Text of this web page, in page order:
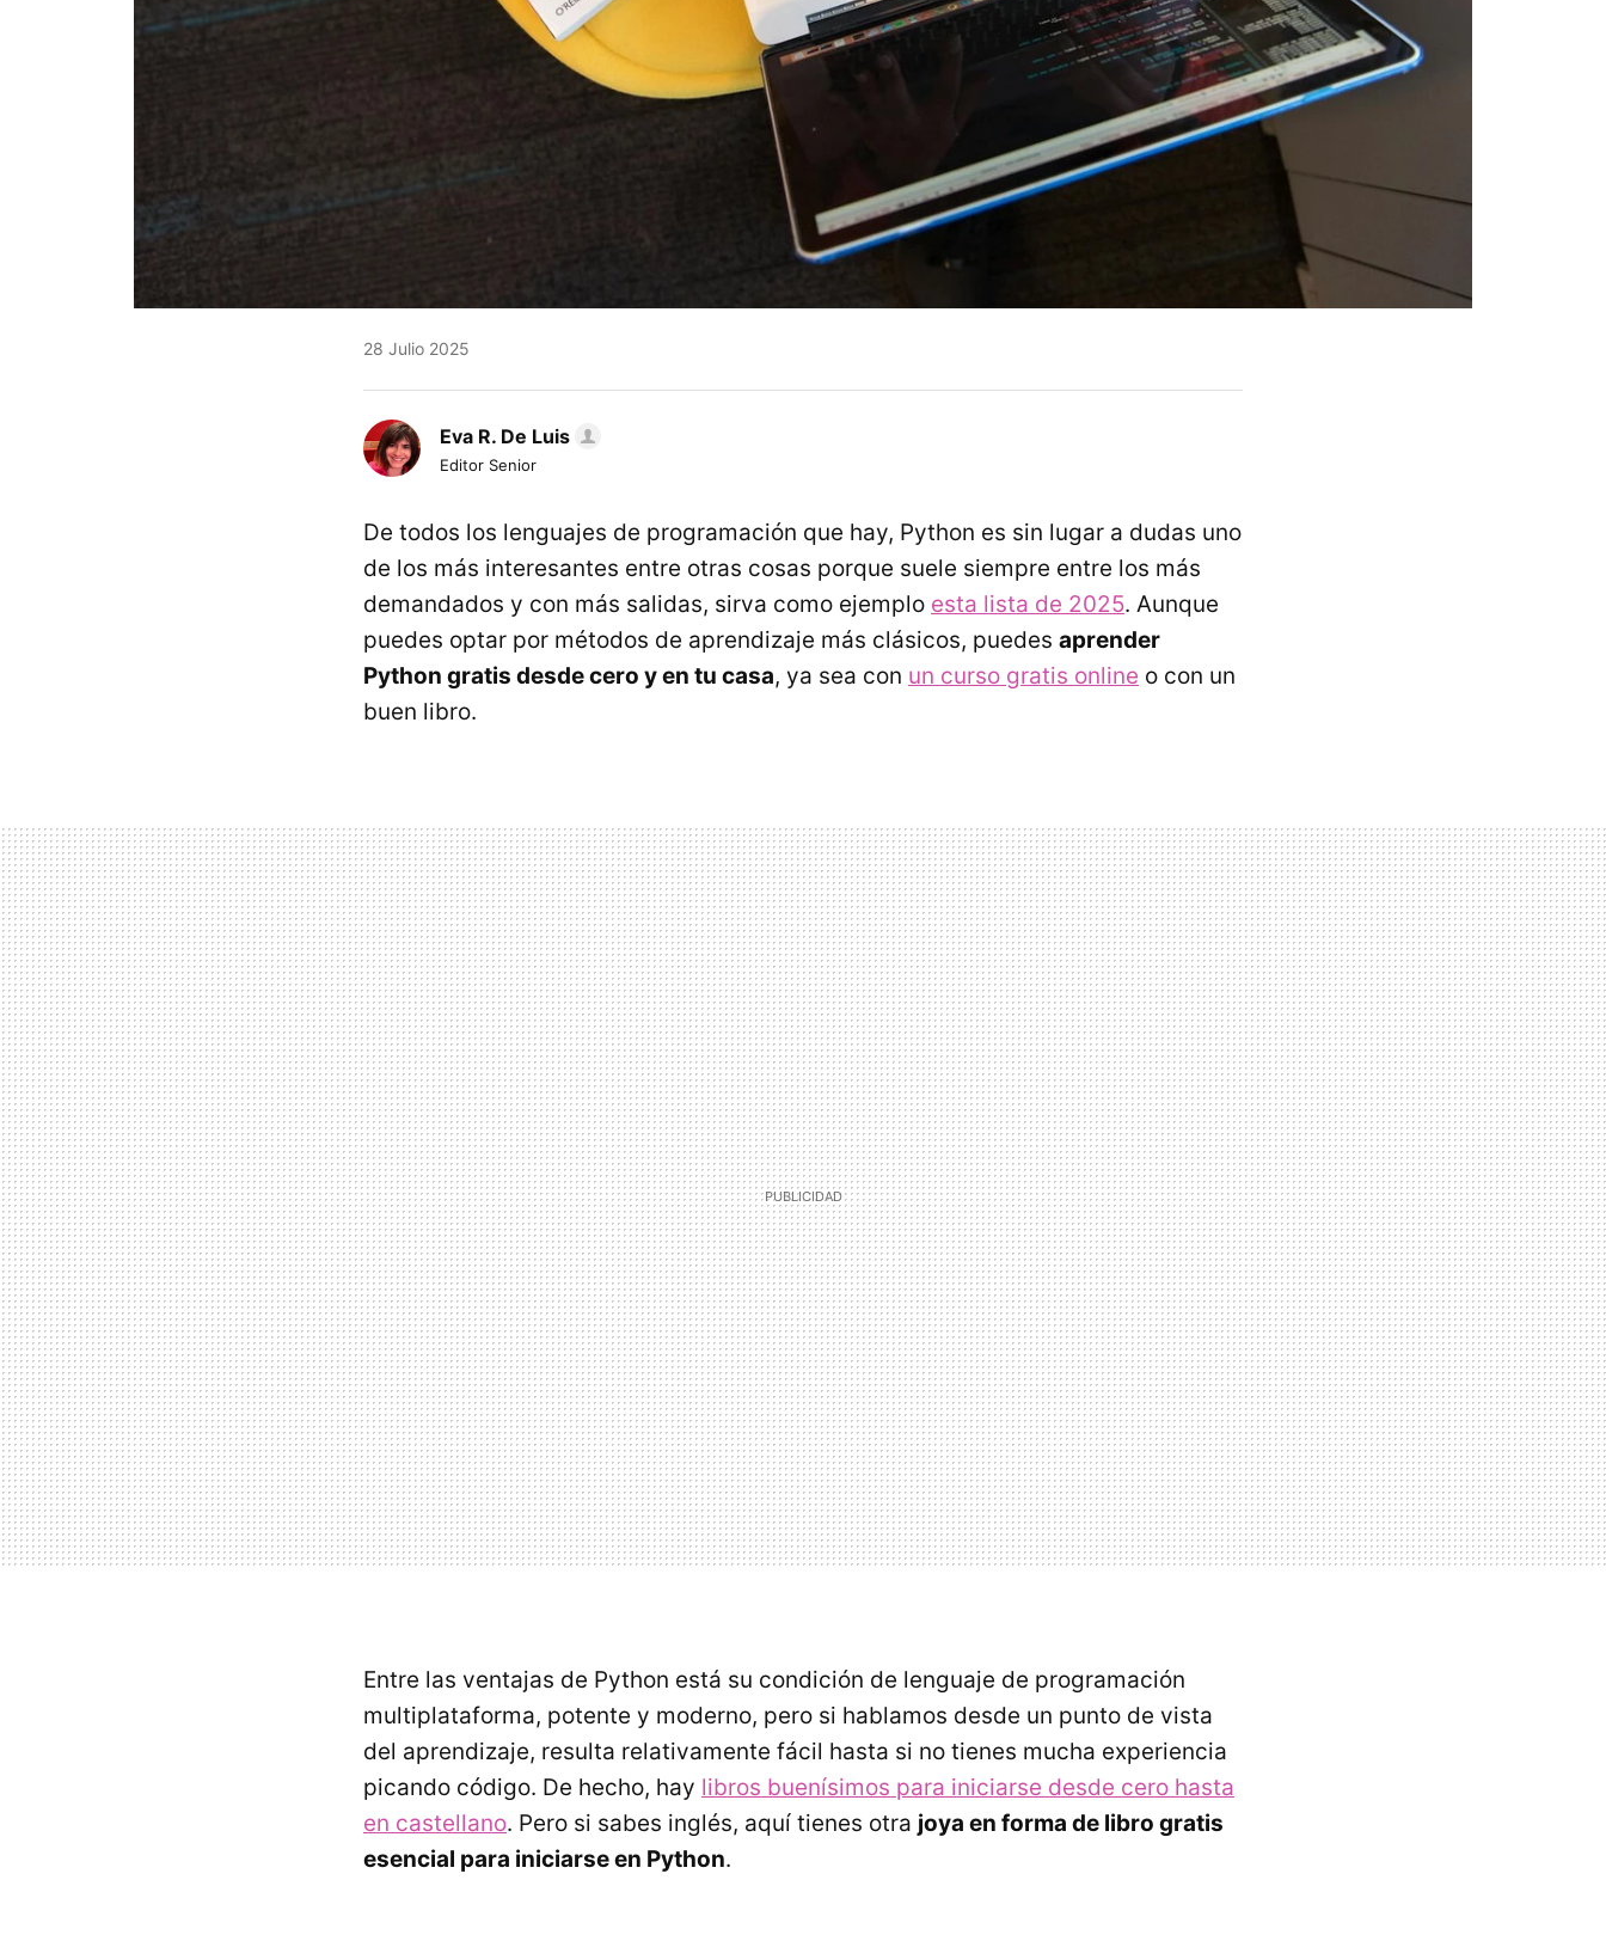
28 Julio 2025
Eva R. De Luis
Editor Senior
De todos los lenguajes de programación que hay, Python es sin lugar a dudas uno
de los más interesantes entre otras cosas porque suele siempre entre los más
demandados y con más salidas, sirva como ejemplo esta lista de 2025. Aunque
puedes optar por métodos de aprendizaje más clásicos, puedes aprender
Python gratis desde cero y en tu casa, ya sea con un curso gratis online o con un
buen libro.
Entre las ventajas de Python está su condición de lenguaje de programación
multiplataforma, potente y moderno, pero si hablamos desde un punto de vista
del aprendizaje, resulta relativamente fácil hasta si no tienes mucha experiencia
picando código. De hecho, hay libros buenísimos para iniciarse desde cero hasta
en castellano. Pero si sabes inglés, aquí tienes otra joya en forma de libro gratis
esencial para iniciarse en Python.